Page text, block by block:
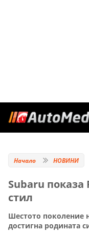
Начало НОВИНИ
Subaru
стил
Шестото поколение
достигна родината